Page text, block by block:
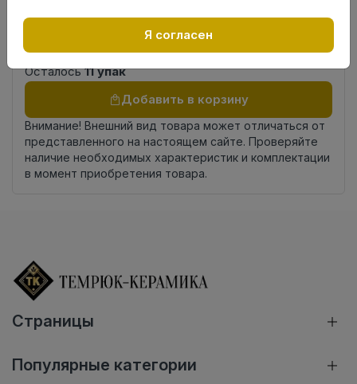
Страна
Осталось11 упак
Добавить в корзину
Внимание! Внешний вид товара может отличаться от
представленного на настоящем сайте. Проверяйте
наличие необходимых характеристик и комплектации
в момент приобретения товара.
Страницы
Популярные категории
Я согласен